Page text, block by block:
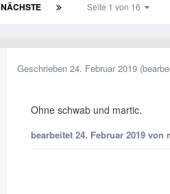
NÄCHSTE Seite 1 von 16
Geschrieben 24. Februar 2019
Ohne schwab und martic.
bearbeitet 24. Februar 2019 von